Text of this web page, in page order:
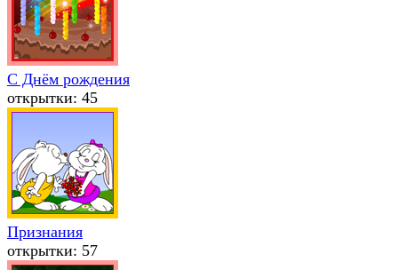
С Днём рождения
открытки: 45
Признания
открытки: 57